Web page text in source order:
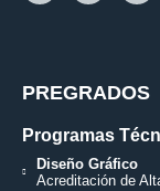
PREGRADOS
Programas
Diseño Gráfico
Acreditación de